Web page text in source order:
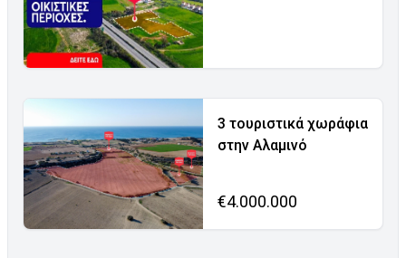
3 τουριστικά χωράφια
στην Αλαμινό
€4.000.000